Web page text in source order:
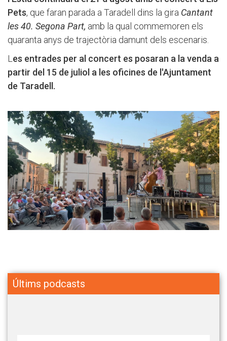
Pets, que faran parada a Taradell dins la gira Cantant
les 40. Segona Part, amb la qual commemoren els
quaranta anys de trajectòria damunt dels escenaris.
L es entrades per al concert es posaran a la venda a
partir del 15 de juliol a les oficines de l'Ajuntament
de Taradell.
Últims podcasts